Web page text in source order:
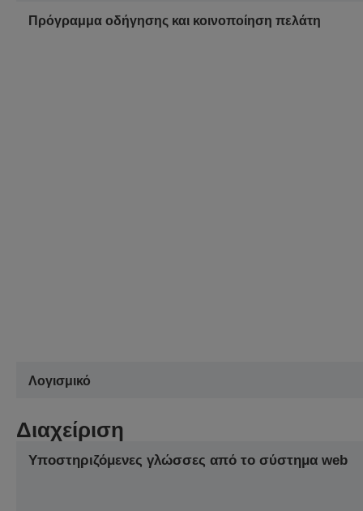
Πρόγραμμα οδήγησης και κοινοποίηση πελάτη
Λογισμικό
Διαχείριση
Υποστηριζόμενες γλώσσες από το σύστημα web